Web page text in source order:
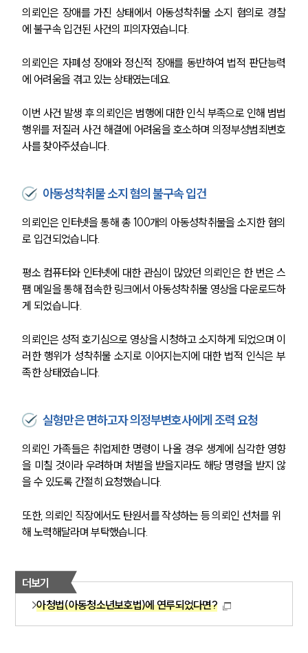
의뢰인은 장애를 가진 상태에서 아동성착취물 소지 혐의로 경찰
에 불구속 입건된 사건의 피의자였습니다.
의뢰인은 자폐성 장애와 정신적 장애를 동반하여 법적 판단능력
에 어려움을 겪고 있는 상태였는데요.
이번 사건 발생 후 의뢰인은 범행에 대한 인식 부족으로 인해 범법
행위를 저질러 사건 해결에 어려움을 호소하며 의정부성범죄변호
사를 찾아주셨습니다.
아동성착취물 소지 혐의 불구속 입건
의뢰인은 인터넷을 통해 총 100개의 아동성착취물을 소지한 혐의
로 입건되었습니다.
평소 컴퓨터와 인터넷에 대한 관심이 많았던 의뢰인은 한 번은 스
팸 메일을 통해 접속한 링크에서 아동성착취물 영상을 다운로드하
게 되었습니다.
의뢰인은 성적 호기심으로 영상을 시청하고 소지하게 되었으며 이
러한 행위가 성착취물 소지로 이어지는지에 대한 법적 인식은 부
족한 상태였습니다.
실형만은 면하고자 의정부변호사에게 조력 요청
의뢰인 가족들은 취업제한 명령이 나올 경우 생계에 심각한 영향
을 미칠 것이라 우려하며 처벌을 받을지라도 해당 명령을 받지 않
을 수 있도록 간절히 요청했습니다.
또한, 의뢰인 직장에서도 탄원서를 작성하는 등 의뢰인 선처를 위
해 노력해달라며 부탁했습니다.
더보기
아청법(아동청소년보호법)에 연루되었다면?